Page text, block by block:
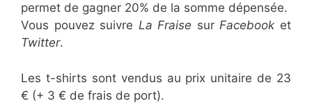
permet de gagner 20% de la somme dépensée.
Vous pouvez suivre La Fraise surFacebook et
Twitter.
Les t-shirts sont vendus au prix unitaire de 23
€ (+ 3 € de frais de port).